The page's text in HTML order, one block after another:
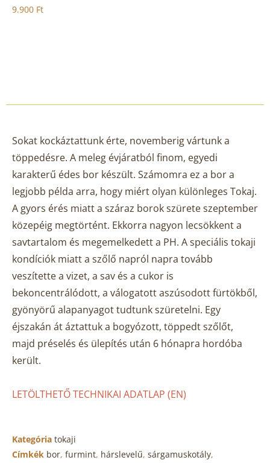
9.900 Ft
Sokat kockáztattunk érte, novemberig vártunk a
töppedésre. A meleg évjáratból finom, egyedi
karakterű édes bor készült. Számomra ez a bor a
legjobb példa arra, hogy miért olyan különleges Tokaj.
A gyors érés miatt a száraz borok szürete szeptember
közepéig megtörtént. Ekkorra nagyon lecsökkent a
savtartalom és megemelkedett a PH. A speciális tokaji
kondíciók miatt a szőlő napról napra tovább
veszítette a vizet, a sav és a cukor is
bekoncentrálódott, a válogatott aszúsodott fürtökből,
gyönyörű alapanyagot tudtunk szüretelni. Egy
éjszakán át áztattuk a bogyózott, töppedt szőlőt,
majd préselés és ülepítés után 6 hónapra hordóba
került.
LETÖLTHETŐ TECHNIKAI ADATLAP (EN)
Kategória tokaji
Címkék bor, furmint, hárslevelű, sárgamuskotály,